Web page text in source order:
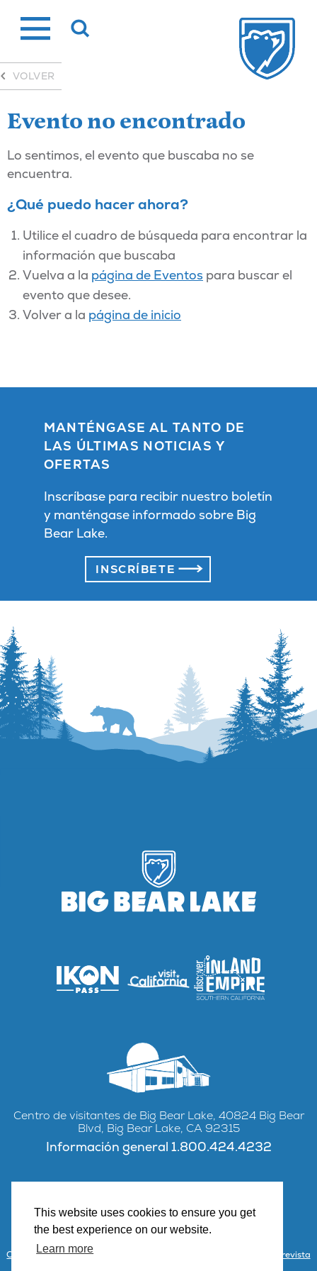
This website uses cookies to ensure you get
the best experience on our website.
Learn more
Ir
al
VOLVER
Evento no encontrado
Lo sentimos, el evento que buscaba no se
encuentra.
¿Qué puedo hacer ahora?
Utilice el cuadro de búsqueda para encontrar la
información que buscaba
Vuelva a la página de Eventos para buscar el
evento que desee.
Volver a la página de inicio
MANTÉNGASE AL TANTO DE
LAS ÚLTIMAS NOTICIAS Y
OFERTAS
Inscríbase para recibir nuestro boletín
y manténgase informado sobre Big
Bear Lake.
INSCRÍBETE
Centro de visitantes de Big Bear Lake, 40824 Big Bear
Blvd, Big Bear Lake, CA 92315
Información general 1.800.424.4232
FacebookInstagram
YouTube
Contacto Asociarse con Visit Big Bear
Centro de visitantes y revista